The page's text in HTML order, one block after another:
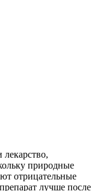
природные
отрицательные
лучше после